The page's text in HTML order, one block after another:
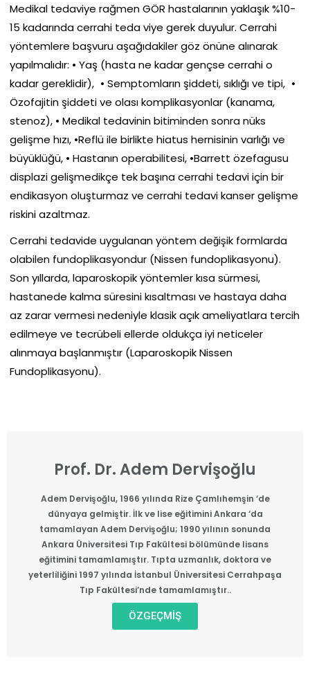
Medikal tedaviye rağmen GÖR hastalarının yaklaşık %10-
15 kadarında cerrahi teda viye gerek duyulur. Cerrahi
yöntemlere başvuru aşağıdakiler göz önüne alınarak
yapılmalıdır: • Yaş (hasta ne kadar gençse cerrahi o
kadar gereklidir), • Semptomların şiddeti, sıklığı ve tipi, •
Özofajitin şiddeti ve olası komplikasyonlar (kanama,
stenoz), • Medikal tedavinin bitiminden sonra nüks
gelişme hızı, •Reflü ile birlikte hiatus hernisinin varlığı ve
büyüklüğü, • Hastanın operabilitesi, •Barrett özefagusu
displazi gelişmedikçe tek başına cerrahi tedavi için bir
endikasyon oluşturmaz ve cerrahi tedavi kanser gelişme
riskini azaltmaz.
Cerrahi tedavide uygulanan yöntem değişik formlarda
olabilen fundoplikasyondur (Nissen fundoplikasyonu).
Son yıllarda, laparoskopik yöntemler kısa sürmesi,
hastanede kalma süresini kısaltması ve hastaya daha
az zarar vermesi nedeniyle klasik açık ameliyatlara tercih
edilmeye ve tecrübeli ellerde oldukça iyi neticeler
alınmaya başlanmıştır (Laparoskopik Nissen
Fundoplikasyonu).
Prof. Dr. Adem Dervişoğlu​
Adem Dervişoğlu, 1966 yılında Rize Çamlıhemşin ‘de
dünyaya gelmiştir. İlk ve lise eğitimini Ankara ‘da
tamamlayan Adem Dervişoğlu; 1990 yılının sonunda
Ankara Üniversitesi Tıp Fakültesi bölümünde lisans
eğitimini tamamlamıştır. Tıpta uzmanlık, doktora ve
yeterliliğini 1997 yılında İstanbul Üniversitesi Cerrahpaşa
Tıp Fakültesi’nde tamamlamıştır..
ÖZGEÇMİŞ